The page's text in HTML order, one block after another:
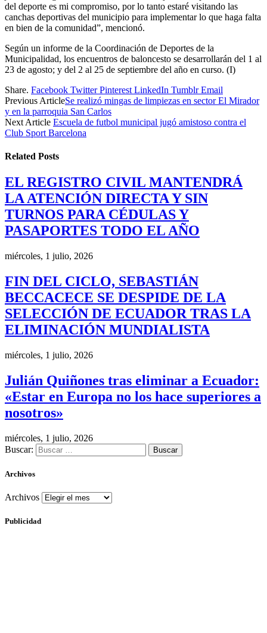
del deporte es mi compromiso, por lo tanto estaré visitando las
canchas deportivas del municipio para implementar lo que haga falta
en bien de la comunidad”, mencionó.
Según un informe de la Coordinación de Deportes de la
Municipalidad, los encuentros de baloncesto se desarrollarán del 1 al
23 de agosto; y del 2 al 25 de septiembre del año en curso. (I)
Share. Facebook Twitter Pinterest LinkedIn Tumblr Email
Previous ArticleSe realizó mingas de limpiezas en sector El Mirador
y en la parroquia San Carlos
Next Article Escuela de futbol municipal jugó amistoso contra el
Club Sport Barcelona
Related Posts
EL REGISTRO CIVIL MANTENDRÁ
LA ATENCIÓN DIRECTA Y SIN
TURNOS PARA CÉDULAS Y
PASAPORTES TODO EL AÑO
miércoles, 1 julio, 2026
FIN DEL CICLO, SEBASTIÁN
BECCACECE SE DESPIDE DE LA
SELECCIÓN DE ECUADOR TRAS LA
ELIMINACIÓN MUNDIALISTA
miércoles, 1 julio, 2026
Julián Quiñones tras eliminar a Ecuador:
«Estar en Europa no los hace superiores a
nosotros»
miércoles, 1 julio, 2026
Buscar:
Archivos
Archivos
Publicidad